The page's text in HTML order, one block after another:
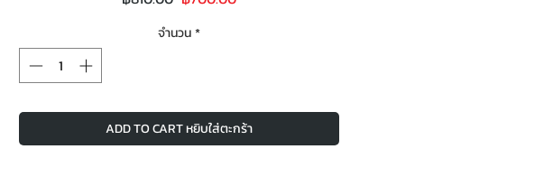
จำนวน*
ADD TO CART หยิบใส่ตะกร้า